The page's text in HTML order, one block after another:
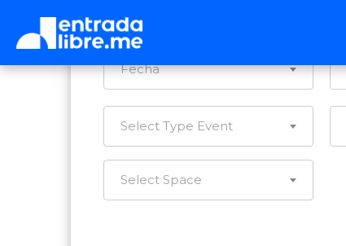
Fecha
Select Type Event
Select Space